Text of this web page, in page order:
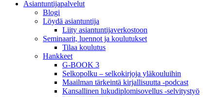
Asiantuntija­palvelut
Blogi
Löydä asiantuntija
Liity asiantuntijaverkostoon
Seminaarit, luennot ja koulutukset
Tilaa koulutus
Hankkeet
G-BOOK 3
Selkopolku – selkokirjoja yläkouluihin
Maailman tärkeintä kirjallisuutta -podcast
Kansallinen lukudiplomisovellus -selvitystyö